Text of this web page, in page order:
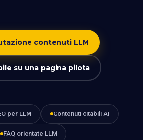
contenuti LLM
su una pagina pilota
per LLM Contenuti citabili AI
FAQ orientate LLM